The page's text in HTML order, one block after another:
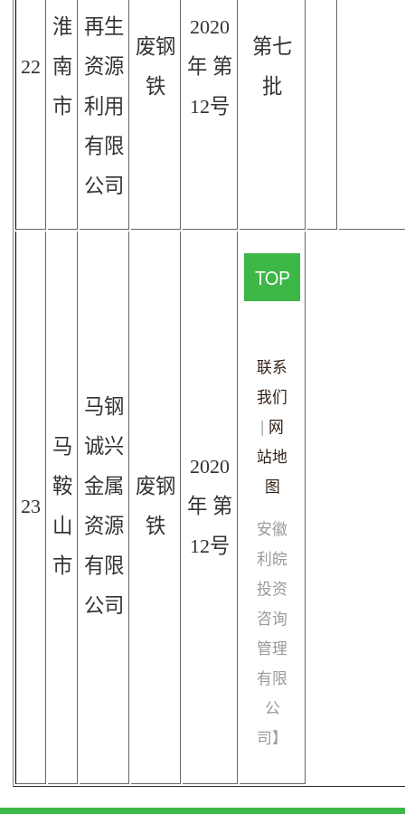
22
淮
南
市
再生
资源
利用
有限
公司
废钢
铁
2020
年 第
12号
第七
批
23
马
鞍
山
市
马钢
诚兴
金属
资源
有限
公司
废钢
铁
2020
年 第
12号
TOP
联系
我们
| 网
站地
图
安徽
利皖
投资
咨询
管理
有限
公
司】